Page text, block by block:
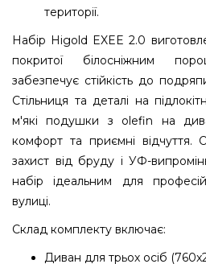
території.
Набір Higold EXEE 2.0
покритої білосніжним
забезпечує стійкість до
Стільниця та деталі на
м'які подушки з olefin на
комфорт та приємні відчуття.
захист від бруду і УФ-
набір ідеальним для
вулиці.
Склад комплекту включає:
Диван для трьох осіб